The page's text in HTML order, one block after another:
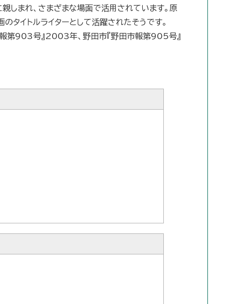
しまれ、さまざまな場面で活用されています。原
タイトルライターとして活躍されたそうです。
第903号』2003年、野田市『野田市報第905号』